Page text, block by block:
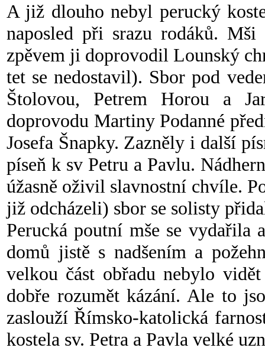
A již dlouho nebyl perucký
naposled při srazu rodáků.
zpěvem ji doprovodil Lounský
tet se nedostavil). Sbor pod
Štolovou, Petrem Horou a
doprovodu Martiny Podanné
Josefa Šnapky. Zazněly i další
píseň k sv Petru a Pavlu.
úžasně oživil slavnostní chvíle.
již odcházeli) sbor se solisty
Perucká poutní mše se vydařila
domů jistě s nadšením a
velkou část obřadu nebylo
dobře rozumět kázání. Ale to
zaslouží Římsko-katolická
kostela sv. Petra a Pavla velké